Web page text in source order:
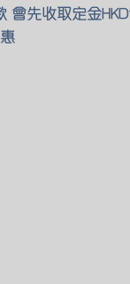
會先收取定金
裝的費用